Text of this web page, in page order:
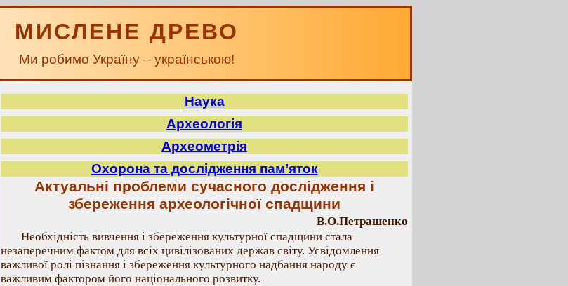
МИСЛЕНЕ ДРЕВО
Ми робимо Україну – українською!
Наука
Археологія
Археометрія
Охорона та дослідження пам’яток
Актуальні проблеми сучасного дослідження і
збереження археологічної спадщини
В.О.Петрашенко
Необхідність вивчення і збереження культурної спадщини стала
незаперечним фактом для всіх цивілізованих держав світу. Усвідомлення
важливої ролі пізнання і збереження культурного надбання народу є
важливим фактором його національного розвитку.